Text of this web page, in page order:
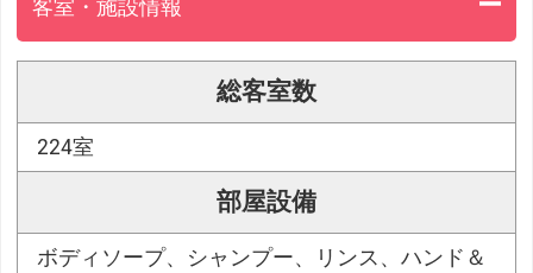
客室・施設情報
総客室数
224室
部屋設備
ボディソープ、シャンプー、リンス、ハンド＆